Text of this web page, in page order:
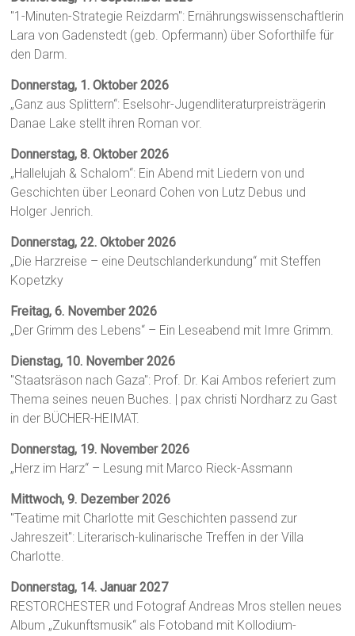
"1-Minuten-Strategie Reizdarm": Ernährungswissenschaftlerin
Lara von Gadenstedt (geb. Opfermann) über Soforthilfe für
den Darm.
Donnerstag, 1. Oktober 2026
„Ganz aus Splittern“: Eselsohr-Jugendliteraturpreisträgerin
Danae Lake stellt ihren Roman vor.
Donnerstag, 8. Oktober 2026
„Hallelujah & Schalom“: Ein Abend mit Liedern von und
Geschichten über Leonard Cohen von Lutz Debus und
Holger Jenrich.
Donnerstag, 22. Oktober 2026
„Die Harzreise – eine Deutschlanderkundung“ mit Steffen
Kopetzky
Freitag, 6. November 2026
„Der Grimm des Lebens“ – Ein Leseabend mit Imre Grimm.
Dienstag, 10. November 2026
"Staatsräson nach Gaza": Prof. Dr. Kai Ambos referiert zum
Thema seines neuen Buches. | pax christi Nordharz zu Gast
in der BÜCHER-HEIMAT.
Donnerstag, 19. November 2026
„Herz im Harz“ – Lesung mit Marco Rieck-Assmann
Mittwoch, 9. Dezember 2026
"Teatime mit Charlotte mit Geschichten passend zur
Jahreszeit": Literarisch-kulinarische Treffen in der Villa
Charlotte.
Donnerstag, 14. Januar 2027
RESTORCHESTER und Fotograf Andreas Mros stellen neues
Album „Zukunftsmusik“ als Fotoband mit Kollodium-